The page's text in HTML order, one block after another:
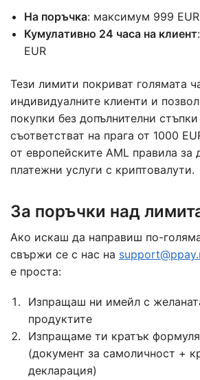
На поръчка: максимум 999 EUR
Кумулативно 24 часа на клиент
EUR
Тези лимити покриват голямата
индивидуалните клиенти и
покупки без допълнителни
съответстват на прага от 1000
от европейските AML правила за
платежни услуги с криптовалути.
За поръчки над
Ако искаш да направиш по-
свържи се с нас на
е проста:
Изпращаш ни имейл с
продуктите
Изпращаме ти кратък
(документ за самоличност +
декларация)